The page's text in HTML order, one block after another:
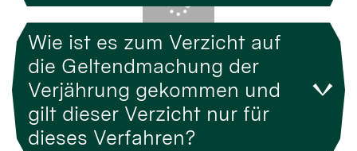
Wie ist es zum Verzicht auf
die Geltendmachung der
Verjährung gekommen und
gilt dieser Verzicht nur für
dieses Verfahren?